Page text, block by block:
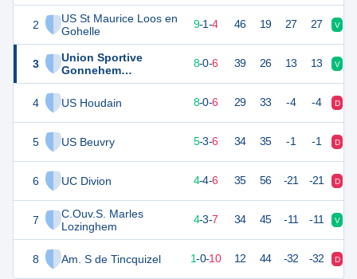
2
US St Maurice Loos en
Gohelle
3
Union Sportive
Gonnehem
Chocques
4
US Houdain
5 US Beuvry
6 UC Divion
7
C.Ouv.S. Marles
Lozinghem
8 Am. S de Tincquizel
28 14 9-1-4 46 19 27 27 V
24 8-0-6 39 26 13 13 V
8-0-6 29 33 -4 -4 D
5-3-6 34 35 -1 -1 D
4-4-6 35 56 -21 -21 D
15 4-3-7 34 45 -11 -11 V
0 1-0-10 12 44 -32 -32 D